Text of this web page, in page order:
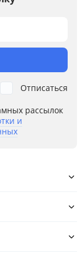
рассылок
и
Отписаться